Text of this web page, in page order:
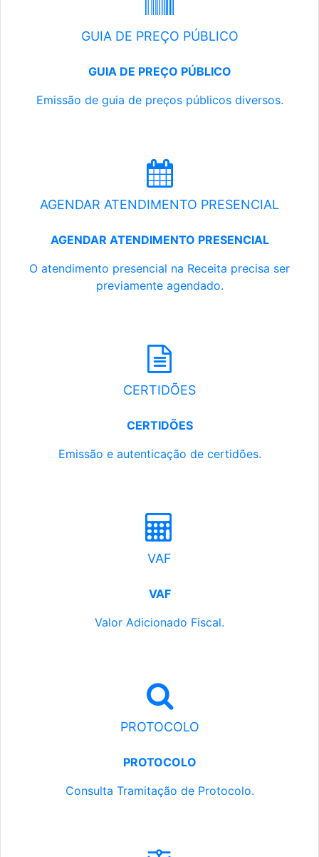
GUIA DE PREÇO PÚBLICO
GUIA DE PREÇO PÚBLICO
Emissão de guia de preços públicos diversos.
AGENDAR ATENDIMENTO PRESENCIAL
AGENDAR ATENDIMENTO PRESENCIAL
O atendimento presencial na Receita precisa ser
previamente agendado.
CERTIDÕES
CERTIDÕES
Emissão e autenticação de certidões.
VAF
VAF
Valor Adicionado Fiscal.
PROTOCOLO
PROTOCOLO
Consulta Tramitação de Protocolo.